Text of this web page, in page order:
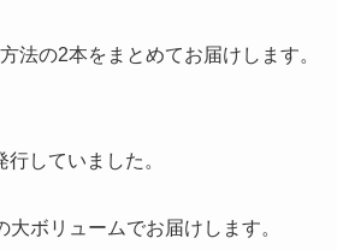
法の2本をまとめてお届けします。
していました。
ボリュームでお届けします。